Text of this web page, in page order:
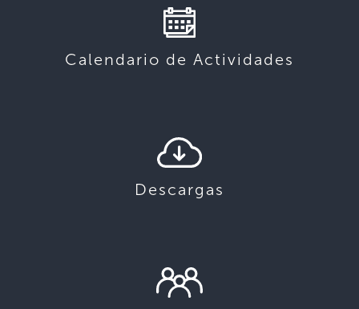
Calendario de Actividades
Descargas